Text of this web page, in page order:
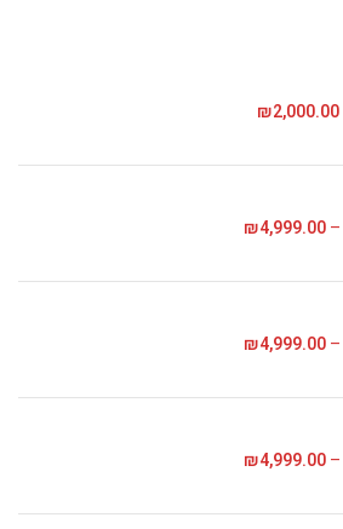
₪2,000.00
–
₪4,999.00
–
₪4,999.00
–
₪4,999.00